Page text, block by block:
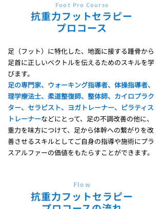
Foot Pro Course
​抗重力フットセラピー
プロコース
足（フット）に特化した、地面に接する踵骨から
足首に正しいベクトルを伝えるためのスキルを学
びます。
足の専門家、ウォーキング指導者、体操指導者、
理学療法士、柔道整復師、整体師、カイロプラク
ター、セラピスト、ヨガトレーナー、ピラティス
トレーナーなどにとって、足の不調改善の他に、
重力を味方につけて、足から体幹への繋がりを改
善させるスキルとしてご自身の指導や施術にプラ
スアルファーの価値をもたらすことができます。
Flow
​抗重力フットセラピー